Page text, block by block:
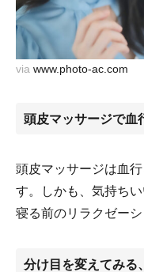
via www.photo-ac.com
頭皮マッサージで血
頭皮マッサージは血
す。しかも、気持ち
寝る前のリラクゼー
分け目を変えてみる